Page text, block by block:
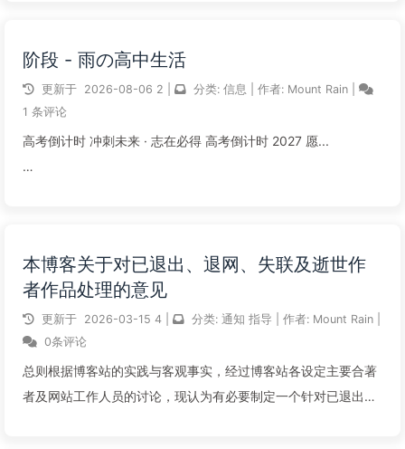
阅读全文...
阶段 - 雨の高中生活
更新于 2026-08-06 2 分类: 信息 作者: Mount Rain
1 条评论
高考倒计时 冲刺未来 · 志在必得 高考倒计时 2027 愿...
本博客关于对已退出、退网、失联及逝世作
者作品处理的意见
更新于 2026-03-15 4 分类: 通知 指导 作者: Mount Rain
0条评论
总则根据博客站的实践与客观事实，经过博客站各设定主要合著
者及网站工作人员的讨论，现认为有必要制定一个针对已退出、